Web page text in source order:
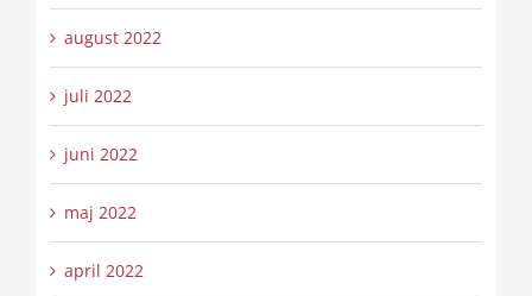
august 2022
juli 2022
juni 2022
maj 2022
april 2022